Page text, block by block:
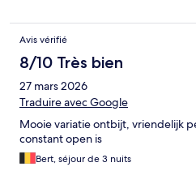
Avis vérifié
8/10 Très bien
27 mars 2026
Traduire avec Google
Mooie variatie ontbijt, vriendelijk
constant open is
Bert, séjour de 3 nuits